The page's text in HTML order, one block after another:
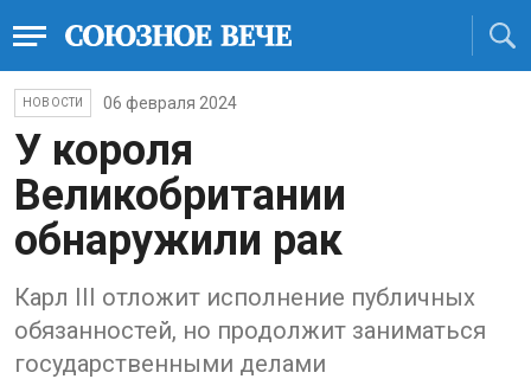
НОВОСТИ 06 февраля 2024
У короля
Великобритании
обнаружили рак
Карл III отложит исполнение публичных
обязанностей, но продолжит заниматься
государственными делами